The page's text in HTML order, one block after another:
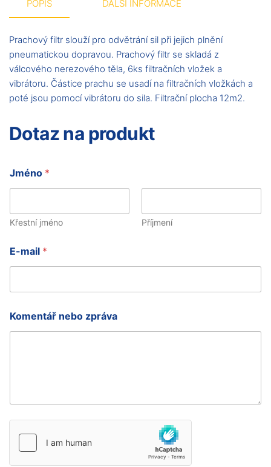
POPIS DALŠÍ INFORMACE
Prachový filtr slouží pro odvětrání sil při jejich plnění
pneumatickou dopravou. Prachový filtr se skladá z
válcového nerezového těla, 6ks filtračních vložek a
vibrátoru. Částice prachu se usadí na filtračních vložkách a
poté jsou pomocí vibrátoru do sila. Filtrační plocha 12m2.
Dotaz na produkt
e
b
K
o
e
n
t
ř
Jméno *
Křestní jméno Příjmení
E-mail *
Komentář nebo zpráva